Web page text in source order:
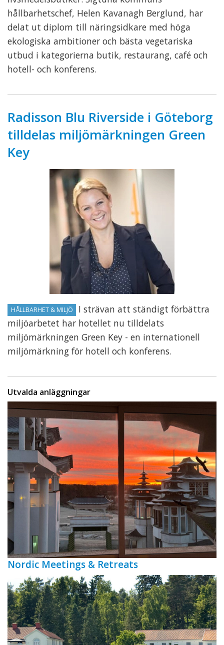
hållbarhetschef, Helen Kavanagh Berglund, har
delat ut diplom till näringsidkare med höga
ekologiska ambitioner och bästa vegetariska
utbud i kategorierna butik, restaurang, café och
hotell- och konferens.
Radisson Blu Riverside i Göteborg
tilldelas miljömärkningen Green
Key
HÅLLBARHET & MILJÖ
I strävan att ständigt förbättra
miljöarbetet har hotellet nu tilldelats
miljömärkningen Green Key - en internationell
miljömärkning för hotell och konferens.
Utvalda anläggningar
Nordic Meetings & Retreats